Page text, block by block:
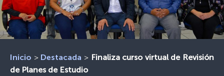
Inicio > Destacada > Finaliza curso virtual de Revisión
de Planes de Estudio